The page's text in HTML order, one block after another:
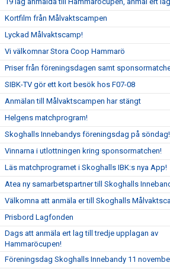
Kortfilm från Målvaktscampen
Lyckad Målvaktscamp!
Vi välkomnar Stora Coop Hammarö
Priser från föreningsdagen samt
SIBK-TV gör ett kort besök hos F07-08
Anmälan till Målvaktscampen har stängt
Helgens matchprogram!
Skoghalls Innebandys föreningsdag på söndag!
Vinnarna i utlottningen kring sponsormatchen!
Läs matchprogramet i Skoghalls IBK:s nya App!
Atea ny samarbetspartner till Skoghalls
Välkomna att anmäla er till Skoghalls
Prisbord Lagfonden
Dags att anmäla ert lag till tredje upplagan av
Hammaröcupen!
Föreningsdag Skoghalls Innebandy 11